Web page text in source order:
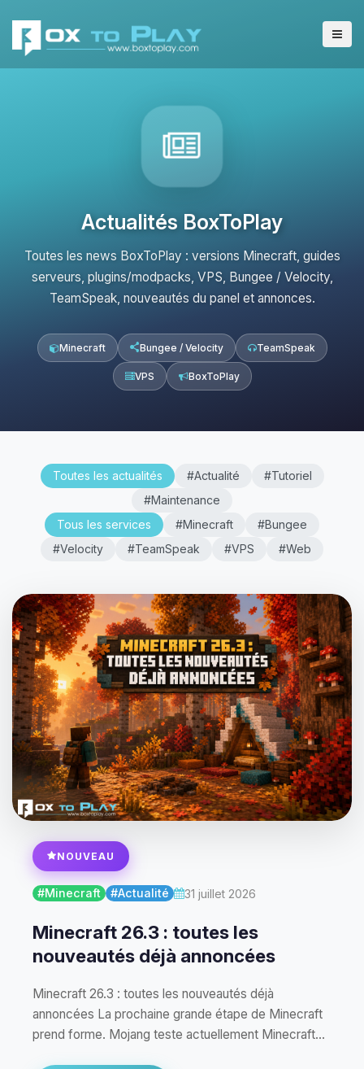
Actualités BoxToPlay
Toutes les news BoxToPlay : versions Minecraft, guides
serveurs, plugins/modpacks, VPS, Bungee / Velocity,
TeamSpeak, nouveautés du panel et annonces.
Minecraft Bungee / Velocity TeamSpeak
VPS BoxToPlay
Toutes les actualités #Actualité
#Tutoriel
#Maintenance
Tous les services
#Minecraft
#Bungee
#Velocity
#TeamSpeak #VPS #Web
NOUVEAU
#Minecraft #Actualité 31 juillet 2026
Minecraft 26.3 : toutes les
nouveautés déjà annoncées
Minecraft 26.3 : toutes les nouveautés déjà
annoncées La prochaine grande étape de Minecraft
prend forme. Mojang teste actuellement Minecraft